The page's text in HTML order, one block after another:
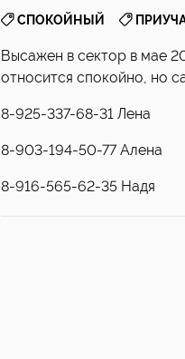
СПОКОЙНЫЙ
Высажен в сектор в мае
относится спокойно, но
8-925-337-68-31 Лена
8-903-194-50-77 Алена
8-916-565-62-35 Надя